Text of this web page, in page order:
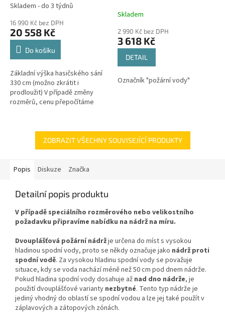
Průměrné
produktu
je
4,2
hvězdiček.
Skladem - do 3 týdnů
16 990 Kč bez DPH
20 558 Kč
Do košíku
Základní výška hasičského sání
330 cm (možno zkrátit i
prodloužit) V případě změny
rozměrů, cenu přepočítáme
Skladem
2 990 Kč bez DPH
3 618 Kč
DETAIL
Označník "požární vody"
ZOBRAZIT VŠECHNY SOUVISEJÍCÍ PRODUKTY
Popis Diskuze Značka
Detailní popis produktu
V případě speciálního rozměrového nebo velikostního
požadavku připravíme nabídku na nádrž na míru.
Dvouplášťová požární nádržje určena do míst s vysokou
hladinou spodní vody, proto se někdy označuje jako nádrž proti
spodní vodě. Za vysokou hladinu spodní vody se považuje
situace, kdy se voda nachází méně než 50 cm pod dnem nádrže.
Pokud hladina spodní vody dosahuje až nad dno nádrže, je
použití dvouplášťové varianty nezbytné. Tento typ nádrže je
jediný vhodný do oblastí se spodní vodou a lze jej také použít v
záplavových a zátopových zónách.